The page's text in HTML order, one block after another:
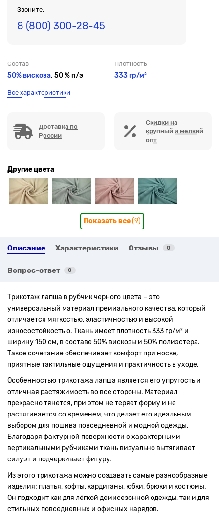
Звоните:
8 (800) 300-28-45
Состав
50% вискоза, 50 % п/э
Плотность
333 гр/м²
Все характеристики
Доставка по
России
Скидки на
крупный и мелкий
опт
Другие цвета
Показать все(9)
Описание Характеристики Отзывы 0
Вопрос-ответ 0
Трикотаж лапша в рубчик черного цвета – это
универсальный материал премиального качества, который
отличается мягкостью, эластичностью и высокой
износостойкостью. Ткань имеет плотность 333 гр/м² и
ширину 150 см, в составе 50% вискозы и 50% полиэстера.
Такое сочетание обеспечивает комфорт при носке,
приятные тактильные ощущения и практичность в уходе.
Особенностью трикотажа лапша является его упругость и
отличная растяжимость во все стороны. Материал
прекрасно тянется, при этом не теряет форму и не
растягивается со временем, что делает его идеальным
выбором для пошива повседневной и модной одежды.
Благодаря фактурной поверхности с характерными
вертикальными рубчиками ткань визуально вытягивает
силуэт и подчеркивает фигуру.
Из этого трикотажа можно создавать самые разнообразные
изделия: платья, кофты, кардиганы, юбки, брюки и костюмы.
Он подходит как для лёгкой демисезонной одежды, так и для
стильных повседневных и офисных нарядов.